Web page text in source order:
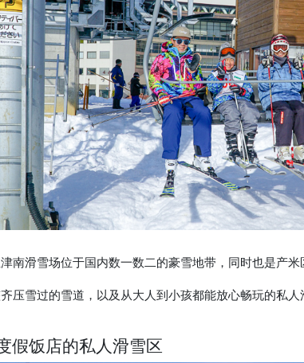
南滑雪场位于国内数一数二的豪雪地带，同时也是产米
压雪过的雪道，以及从大人到小孩都能放心畅玩的私人
假饭店的私人滑雪区